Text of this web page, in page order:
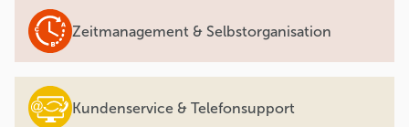
Zeitmanagement & Selbstorganisation
Kundenservice & Telefonsupport